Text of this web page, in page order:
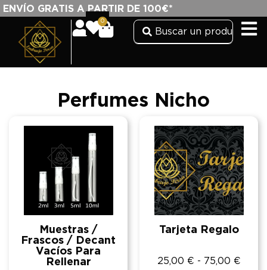
ENVÍO GRATIS A PARTIR DE 100€*
0
Perfumes Nicho
Muestras /
Frascos / Decant
Vacíos Para
Rellenar
Tarjeta Regalo
25,00 € - 75,00 €